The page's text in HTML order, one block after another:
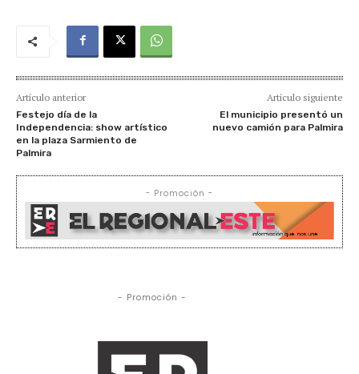
Artículo anterior
Festejo día de la
Independencia: show artístico
en la plaza Sarmiento de
Palmira
Artículo siguiente
El municipio presentó un
nuevo camión para Palmira
- Promoción -
- Promoción -